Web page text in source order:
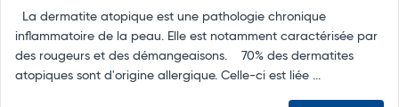
La dermatite atopique est une pathologie chronique
inflammatoire de la peau. Elle est notamment caractérisée par
des rougeurs et des démangeaisons. 70% des dermatites
atopiques sont d'origine allergique. Celle-ci est liée ...